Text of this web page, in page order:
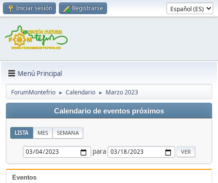
Iniciar sesión Registrarse
Menú Principal
ForumMontefrio ► Calendario ► Marzo 2023
Calendario de eventos próximos
LISTA MES SEMANA
para
Eventos